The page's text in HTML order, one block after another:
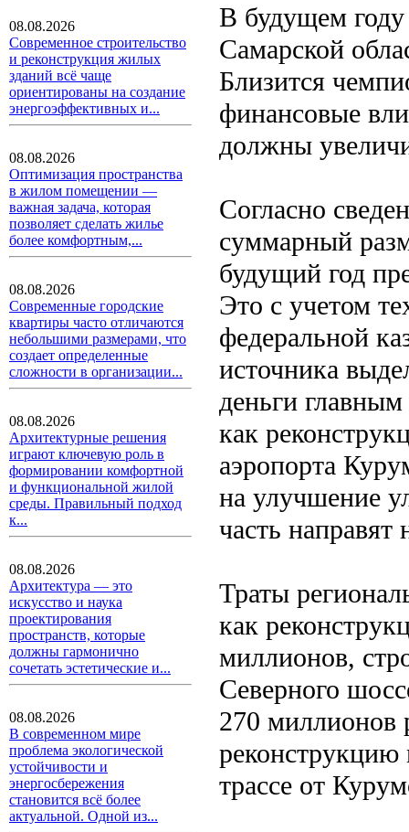
08.08.2026
Современное строительство
и реконструкция жилых
зданий всё чаще
ориентированы на создание
энергоэффективных и...
08.08.2026
Оптимизация пространства
в жилом помещении —
важная задача, которая
позволяет сделать жилье
более комфортным,...
08.08.2026
Современные городские
квартиры часто отличаются
небольшими размерами, что
создает определенные
сложности в организации...
08.08.2026
Архитектурные решения
играют ключевую роль в
формировании комфортной
и функциональной жилой
среды. Правильный подход
к...
08.08.2026
Архитектура — это
искусство и наука
проектирования
пространств, которые
должны гармонично
сочетать эстетические и...
08.08.2026
В современном мире
проблема экологической
устойчивости и
энергосбережения
становится всё более
актуальной. Одной из...
В будущем году
Самарской
Близится
финансовые
должны
Согласно
суммарный
будущий год
Это с учетом
федеральной
источника
деньги
как
аэропорта
на улучшение
часть направят
Траты
как
миллионов,
Северного
270 миллионов
реконструкцию
трассе от